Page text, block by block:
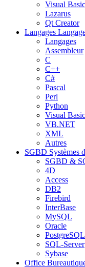
Visual
Lazarus
Qt Creator
Langages
Langages
Assembleur
C
C++
C#
Pascal
Perl
Python
Visual
VB.NET
XML
Autres
SGBD Systèmes
SGBD &
4D
Access
DB2
Firebird
InterBase
MySQL
Oracle
PostgreSQL
SQL-Server
Sybase
Office